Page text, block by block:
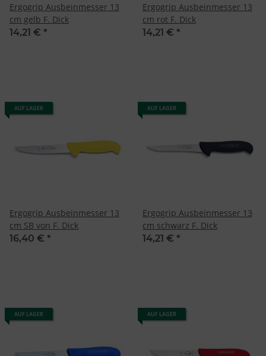
Ergogrip Ausbeinmesser 13
cm gelb F. Dick
14,21 € *
Ergogrip Ausbeinmesser 13
cm rot F. Dick
14,21 € *
AUF LAGER
Ergogrip Ausbeinmesser 13
cm SB von F. Dick
16,40 € *
AUF LAGER
Ergogrip Ausbeinmesser 13
cm schwarz F. Dick
14,21 € *
AUF LAGER AUF LAGER
von Daten aus verschiedenen Quellen
Entwicklung und Verbesserung der Angebote
Verwendung reduzierter Daten zur Auswahl von Inhalten